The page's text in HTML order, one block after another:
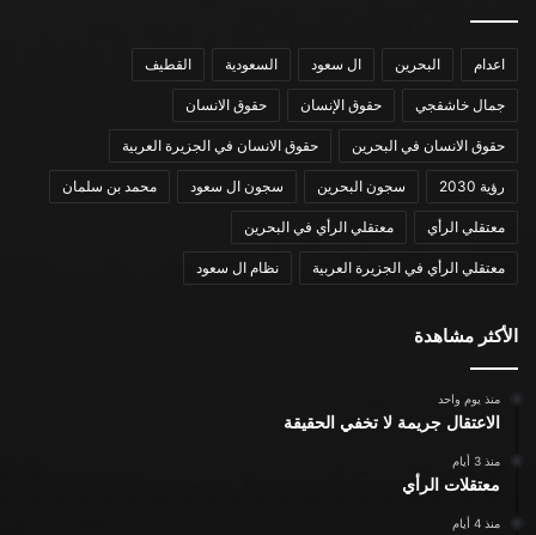
اعدام البحرين ال سعود السعودية القطيف
جمال خاشقجي حقوق الإنسان حقوق الانسان
حقوق الانسان في البحرين حقوق الانسان في الجزيرة العربية
رؤية 2030 سجون البحرين سجون ال سعود محمد بن سلمان
معتقلي الرأي معتقلي الرأي في البحرين
معتقلي الرأي في الجزيرة العربية نظام ال سعود
الأكثر مشاهدة
منذ يوم واحد
الاعتقال جريمة لا تخفي الحقيقة
منذ 3 أيام
معتقلات الرأي
منذ 4 أيام